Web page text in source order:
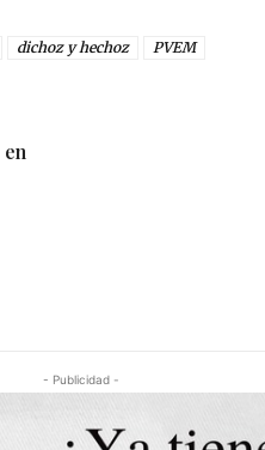
dichoz y hechoz PVEM
- Publicidad -